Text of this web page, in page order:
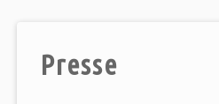
Presse